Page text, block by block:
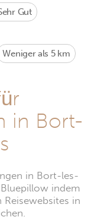
Gut
Weniger als 5 km
in Bort-
in Bort-les-
indem
in